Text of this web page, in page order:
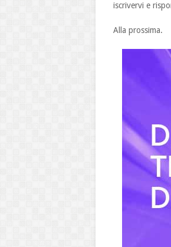
iscrivervi e
Alla prossima.